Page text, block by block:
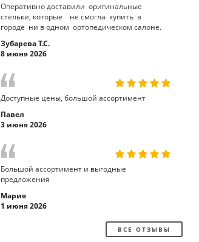
Оперативно доставили оригинальные
стельки, которые не смогла купить в
городе ни в одном ортопедическом салоне.
Зубарева Т.С.
8 июня 2026
Доступные цены, большой ассортимент
Павел
3 июня 2026
Большой ассортимент и выгодные
предложения
Мария
1 июня 2026
ВСЕ ОТЗЫВЫ